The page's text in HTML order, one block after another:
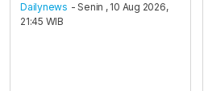
Dailynews - Senin , 10 Aug 2026,
21:45 WIB